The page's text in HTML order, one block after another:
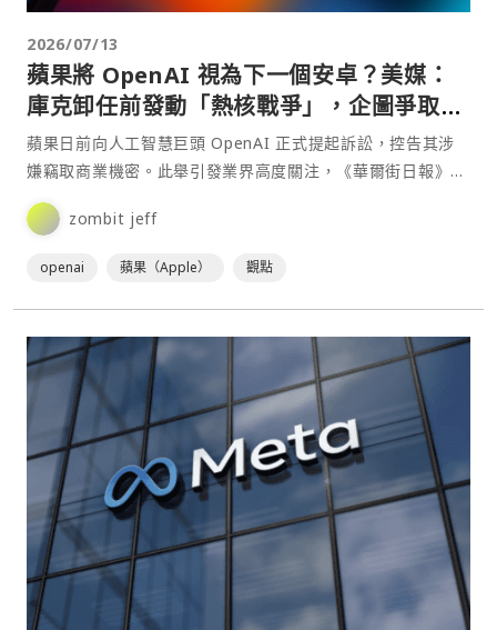
2026/07/13
蘋果將 OpenAI 視為下一個安卓？美媒：
庫克卸任前發動「熱核戰爭」，企圖爭取產
品落後時間
蘋果日前向人工智慧巨頭 OpenAI 正式提起訴訟，控告其涉
嫌竊取商業機密。此舉引發業界高度關注，《華爾街日報》對
此⋯
zombit jeff
openai 蘋果（Apple） 觀點